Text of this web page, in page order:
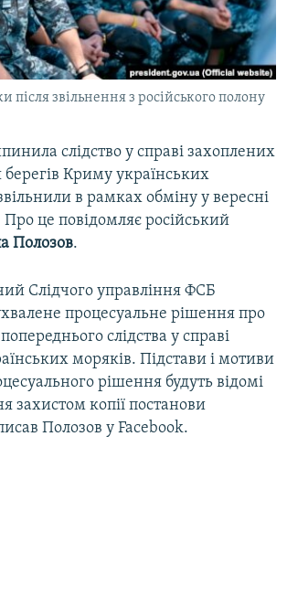
КРИМУ
RL
після звільнення з російського полону
слідство у справі захоплених
берегів Криму українських
в рамках обміну у вересні
це повідомляє російський
Полозов.
Слідчого управління ФСБ
процесуальне рішення про
слідства у справі
моряків. Підстави і мотиви
рішення будуть відомі
захистом копії постанови
Полозов у Facebook.